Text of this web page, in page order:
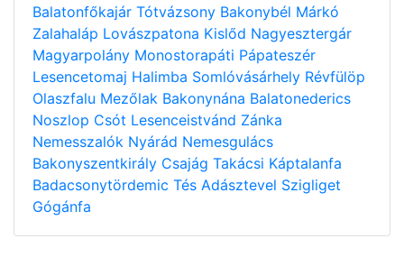
Balatonfőkajár Tótvázsony Bakonybél Márkó
Zalahaláp Lovászpatona Kislőd Nagyesztergár
Magyarpolány Monostorapáti Pápateszér
Lesencetomaj Halimba Somlóvásárhely Révfülöp
Olaszfalu Mezőlak Bakonynána Balatonederics
Noszlop Csót Lesenceistvánd Zánka
Nemesszalók Nyárád Nemesgulács
Bakonyszentkirály Csajág Takácsi Káptalanfa
Badacsonytördemic Tés Adásztevel Szigliget
Gógánfa